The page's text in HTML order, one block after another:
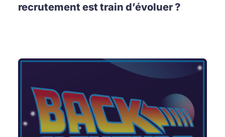
recrutement est train d’évoluer ?